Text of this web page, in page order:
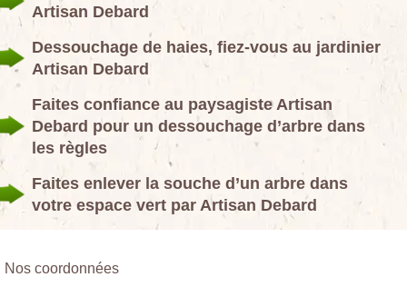
Artisan Debard
Dessouchage de haies, fiez-vous au jardinier
Artisan Debard
Faites confiance au paysagiste Artisan
Debard pour un dessouchage d’arbre dans
les règles
Faites enlever la souche d’un arbre dans
votre espace vert par Artisan Debard
Nos coordonnées